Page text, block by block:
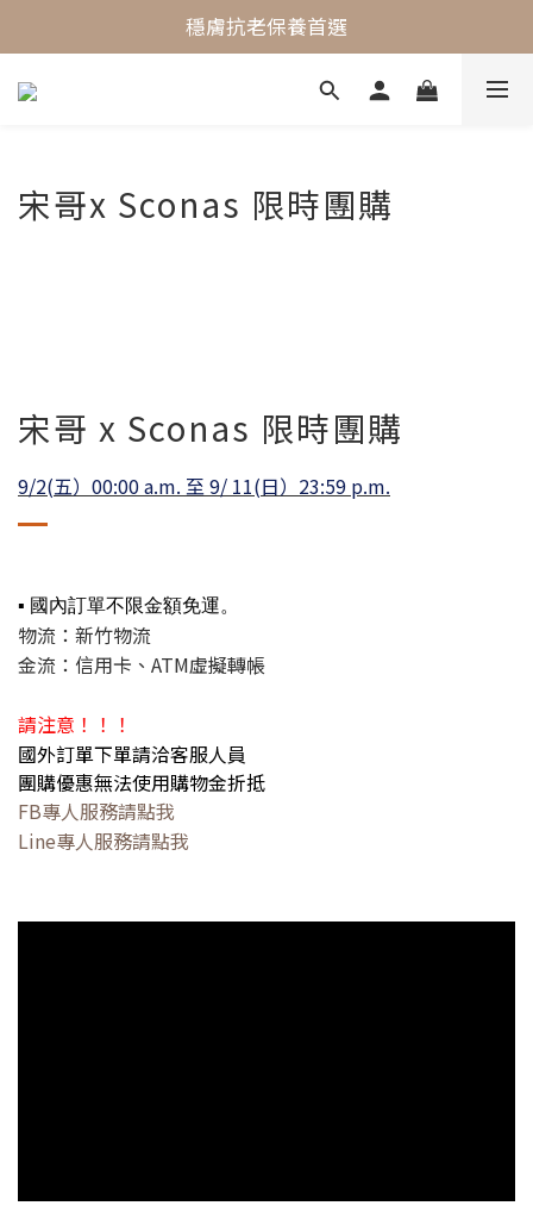
最懂敏弱肌的抗老專家
穩膚抗老保養首選
最懂敏弱肌的抗老專家
宋哥x Sconas 限時團購
宋哥 x Sconas 限時團購
9/2(五）00:00 a.m. 至 9/ 11(日）23:59 p.m.
▪ 國內訂單不限金額免運。
物流：新竹物流
金流：信用卡、ATM虛擬轉帳
請注意！！！
國外訂單下單請洽客服人員
團購優惠無法使用購物金折抵
FB專人服務請點我
Line專人服務請點我